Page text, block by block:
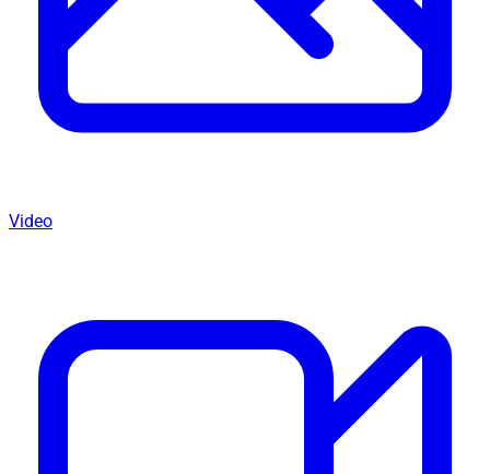
Video